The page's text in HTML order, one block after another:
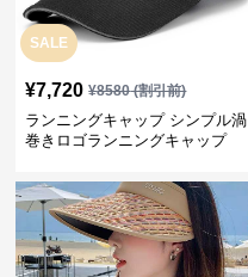
SALE
¥7,720 ¥8580(割引前)
ランニングキャップ シンプル渦
巻きロゴランニングキャップ